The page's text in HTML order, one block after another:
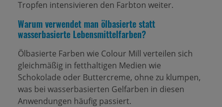
Tropfen intensivieren den Farbton weiter.
Warum verwendet man ölbasierte statt
wasserbasierte Lebensmittelfarben?
Ölbasierte Farben wie Colour Mill verteilen sich
gleichmäßig in fetthaltigen Medien wie
Schokolade oder Buttercreme, ohne zu klumpen,
was bei wasserbasierten Gelfarben in diesen
Anwendungen häufig passiert.